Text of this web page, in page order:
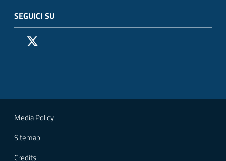
SEGUICI SU
Pagina Facebook del Comune di San Donato Milanese
Vai alla pagina
Media Policy
Sitemap
Credits